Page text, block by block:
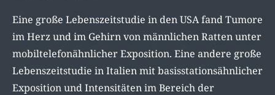
Eine große Lebenszeitstudie in den USA fand Tumore
im Herz und im Gehirn von männlichen Ratten unter
mobiltelefonähnlicher Exposition. Eine andere große
Lebenszeitstudie in Italien mit basisstationsähnlicher
Exposition und Intensitäten im Bereich der